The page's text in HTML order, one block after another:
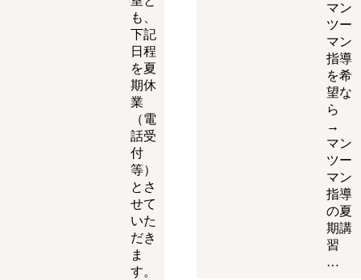
も、
下記
日程
を夏
期休
業
（電
話受
付
等）
とさ
せて
いた
だき
ま
す。
マン
ツー
マン
指導
を希
望な
ら
→
マン
ツー
マン
指導
の夏
期講
習
…